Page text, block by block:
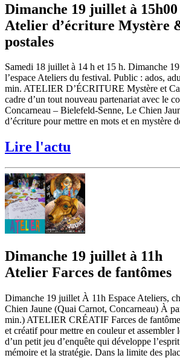
Dimanche 19 juillet à 15h00
Atelier d’écriture Mystère
postales
Samedi 18 juillet à 14 h et 15 h. Dimanche
l’espace Ateliers du festival. Public : ados,
min. ATELIER D’ÉCRITURE Mystère et
cadre d’un tout nouveau partenariat avec le
Concarneau – Bielefeld-Senne, Le Chien
d’écriture pour mettre en mots et en mystère
Lire l'actu
Dimanche 19 juillet à 11h
Atelier Farces de fantômes
Dimanche 19 juillet À 11h Espace Ateliers,
Chien Jaune (Quai Carnot, Concarneau) À
min.) ATELIER CRÉATIF Farces de
et créatif pour mettre en couleur et assembler
d’un petit jeu d’enquête qui développe
mémoire et la stratégie. Dans la limite des